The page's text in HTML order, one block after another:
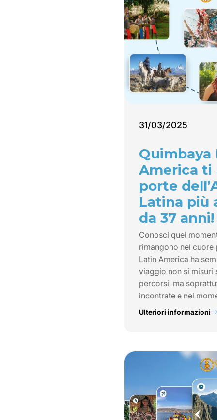
31/03/2025
Quimbaya
America ti
porte
Latina più
da 37 anni!
Conosci quei
rimangono nel cuore
Latin America ha
viaggio non si misuri
percorsi, ma
incontrate e nei
Ulteriori informazioni